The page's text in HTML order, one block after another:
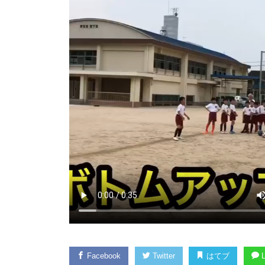
Facebook Twitter はてブ